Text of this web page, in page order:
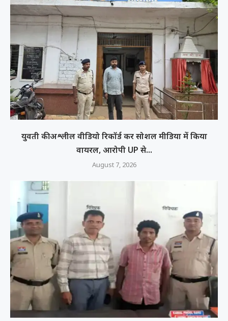
युवती की अश्लील वीडियो रिकॉर्ड कर सोशल मीडिया में किया
वायरल, आरोपी UP से...
August 7, 2026